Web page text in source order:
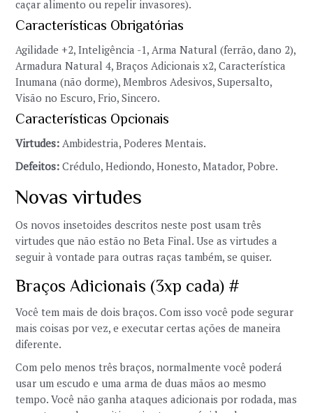
caçar alimento ou repelir invasores).
Características Obrigatórias
Agilidade +2, Inteligência -1, Arma Natural (ferrão, dano 2),
Armadura Natural 4, Braços Adicionais x2, Característica
Inumana (não dorme), Membros Adesivos, Supersalto,
Visão no Escuro, Frio, Sincero.
Características Opcionais
Virtudes: Ambidestria, Poderes Mentais.
Defeitos: Crédulo, Hediondo, Honesto, Matador, Pobre.
Novas virtudes
Os novos insetoides descritos neste post usam três
virtudes que não estão no Beta Final. Use as virtudes a
seguir à vontade para outras raças também, se quiser.
Braços Adicionais (3xp cada) #
Você tem mais de dois braços. Com isso você pode segurar
mais coisas por vez, e executar certas ações de maneira
diferente.
Com pelo menos três braços, normalmente você poderá
usar um escudo e uma arma de duas mãos ao mesmo
tempo. Você não ganha ataques adicionais por rodada, mas